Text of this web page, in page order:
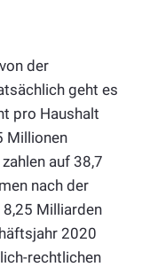
der
geht es
pro Haushalt
Millionen
auf 38,7
nach der
8,25 Milliarden
2020
rechtlichen